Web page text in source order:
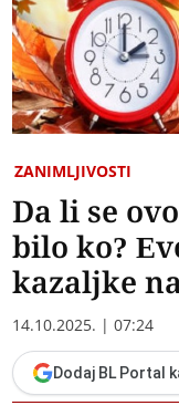
ZANIMLJIVOSTI
Da li se
bilo ko?
kazaljke
14.10.2025. | 07:24
Dodaj BL Portal